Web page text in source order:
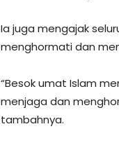
Ia juga mengajak
menghormati dan
“Besok umat Islam
menjaga dan
tambahnya.